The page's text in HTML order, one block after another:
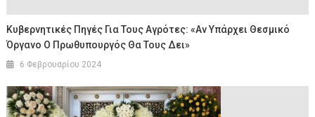
Κυβερνητικές Πηγές Για Τους Αγρότες: «Αν Υπάρχει Θεσμικό
Όργανο Ο Πρωθυπουργός Θα Τους Δει»
6 Φεβρουαρίου 2024